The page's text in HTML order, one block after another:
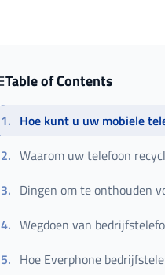
Table of Contents
1. Hoe kunt u uw mobiele
2. Waarom uw telefoon
3. Dingen om te onthouden
4. Wegdoen van
5. Hoe Everphone